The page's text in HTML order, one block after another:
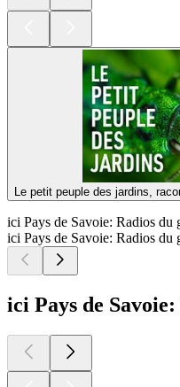
Le petit peuple des jardins,
ici Pays de Savoie: Radios du
ici Pays de Savoie: Radios du
ici Pays de